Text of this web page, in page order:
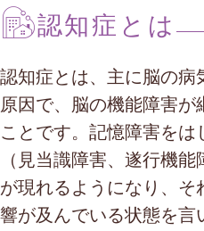
認知症とは
認知症とは、主に脳の病
原因で、脳の機能障害が
ことです。記憶障害を
（見当識障害、遂行機能
が現れるようになり、そ
響が及んでいる状態を言